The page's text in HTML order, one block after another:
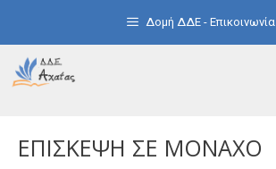
Δομή ΔΔΕ - Επικοινωνία
ΕΠΙΣΚΕΨΗ ΣΕ MONAXO